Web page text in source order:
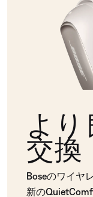
よ
交換
Boseのワイヤ
新の